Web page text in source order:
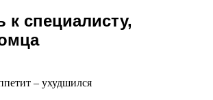
к специалисту,
– ухудшился